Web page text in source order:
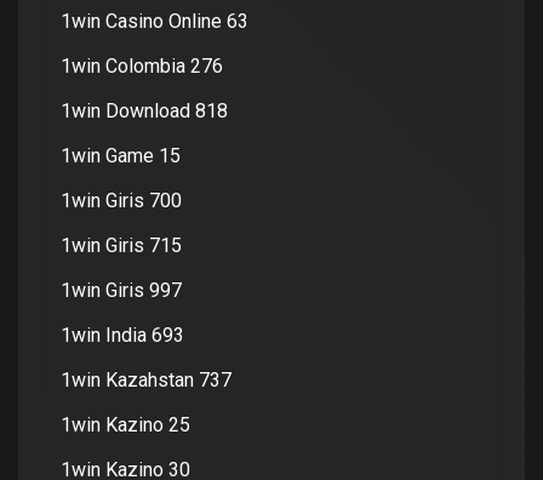
1win Casino Online 63
1win Colombia 276
1win Download 818
1win Game 15
1win Giris 700
1win Giris 715
1win Giris 997
1win India 693
1win Kazahstan 737
1win Kazino 25
1win Kazino 30